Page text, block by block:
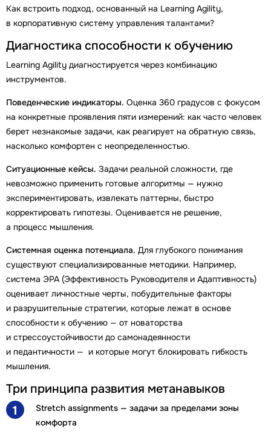
Как встроить подход, основанный на Learning Agility,
в корпоративную систему управления талантами?
Диагностика способности к обучению
Learning Agility диагностируется через комбинацию
инструментов.
Поведенческие индикаторы. Оценка 360 градусов с фокусом
на конкретные проявления пяти измерений: как часто человек
берет незнакомые задачи, как реагирует на обратную связь,
насколько комфортен с неопределенностью.
Ситуационные кейсы. Задачи реальной сложности, где
невозможно применить готовые алгоритмы — нужно
экспериментировать, извлекать паттерны, быстро
корректировать гипотезы. Оценивается не решение,
а процесс мышления.
Системная оценка потенциала. Для глубокого понимания
существуют специализированные методики. Например,
система ЭРА (Эффективность Руководителя и Адаптивность)
оценивает личностные черты, побудительные факторы
и разрушительные стратегии, которые лежат в основе
способности к обучению — от новаторства
и стрессоустойчивости до самонадеянности
и педантичности — и которые могут блокировать гибкость
мышления.
Три принципа развития метанавыков
1
Stretch assignments — задачи за пределами зоны
комфорта